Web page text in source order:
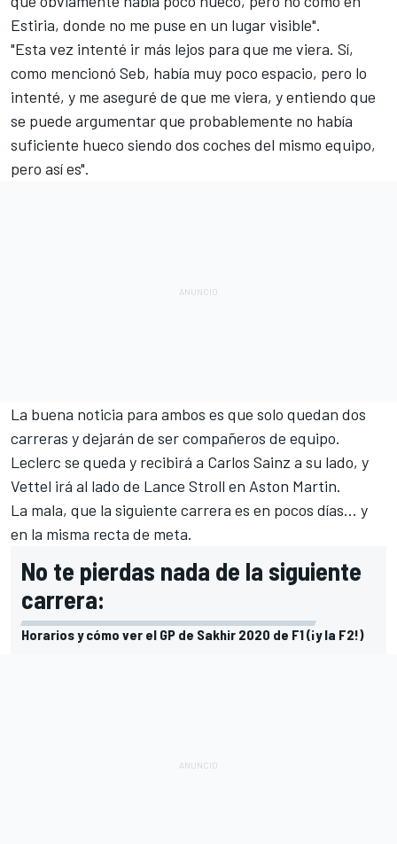
Estiria, donde no me puse en un lugar visible".
"Esta vez intenté ir más lejos para que me viera. Sí,
como mencionó Seb, había muy poco espacio, pero lo
intenté, y me aseguré de que me viera, y entiendo que
se puede argumentar que probablemente no había
suficiente hueco siendo dos coches del mismo equipo,
pero así es".
La buena noticia para ambos es que solo quedan dos
carreras y dejarán de ser compañeros de equipo.
Leclerc se queda y recibirá a Carlos Sainz a su lado, y
Vettel irá al lado de Lance Stroll en Aston Martin.
La mala, que la siguiente carrera es en pocos días... y
en la misma recta de meta.
No te pierdas nada de la siguiente
carrera:
Horarios y cómo ver el GP de Sakhir 2020 de F1 (¡y la F2!)